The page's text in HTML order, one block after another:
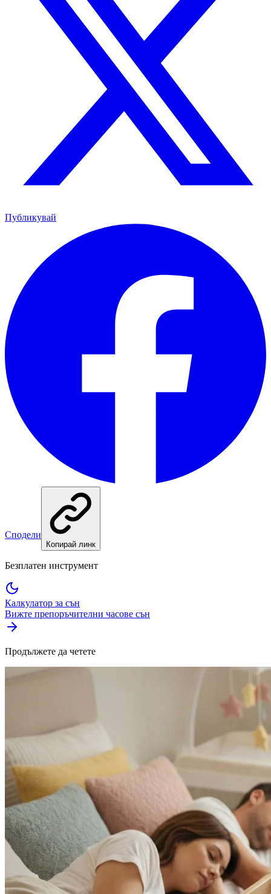
Публикувай
Сподели
Копирай линк
Безплатен инструмент
Калкулатор за сън
Вижте препоръчителни часове сън
Продължете да четете